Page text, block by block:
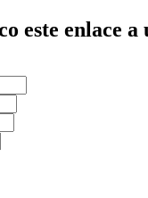
este enlace a